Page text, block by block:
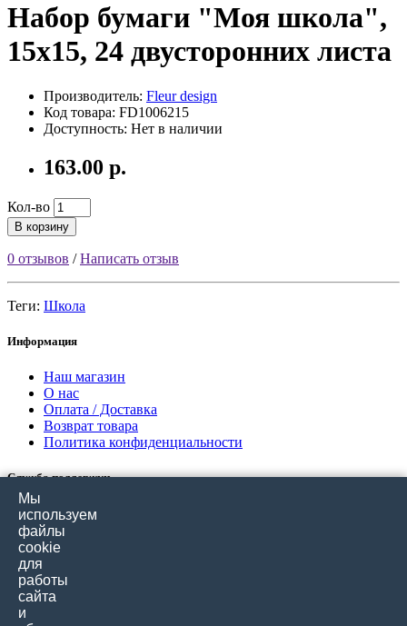
Набор бумаги "Моя школа",
15х15, 24 двусторонних листа
Производитель: Fleur design
Код товара: FD1006215
Доступность: Нет в наличии
163.00 р.
Кол-во
В корзину
0 отзывов /Написать отзыв
Теги: Школа
Информация
Наш магазин
О нас
Оплата / Доставка
Возврат товара
Политика конфиденциальности
Служба поддержки
Связаться с нами
Отзывы покупателей
Карта сайта
Дополнительно
Мы
используем
файлы
cookie
для
работы
сайта
и